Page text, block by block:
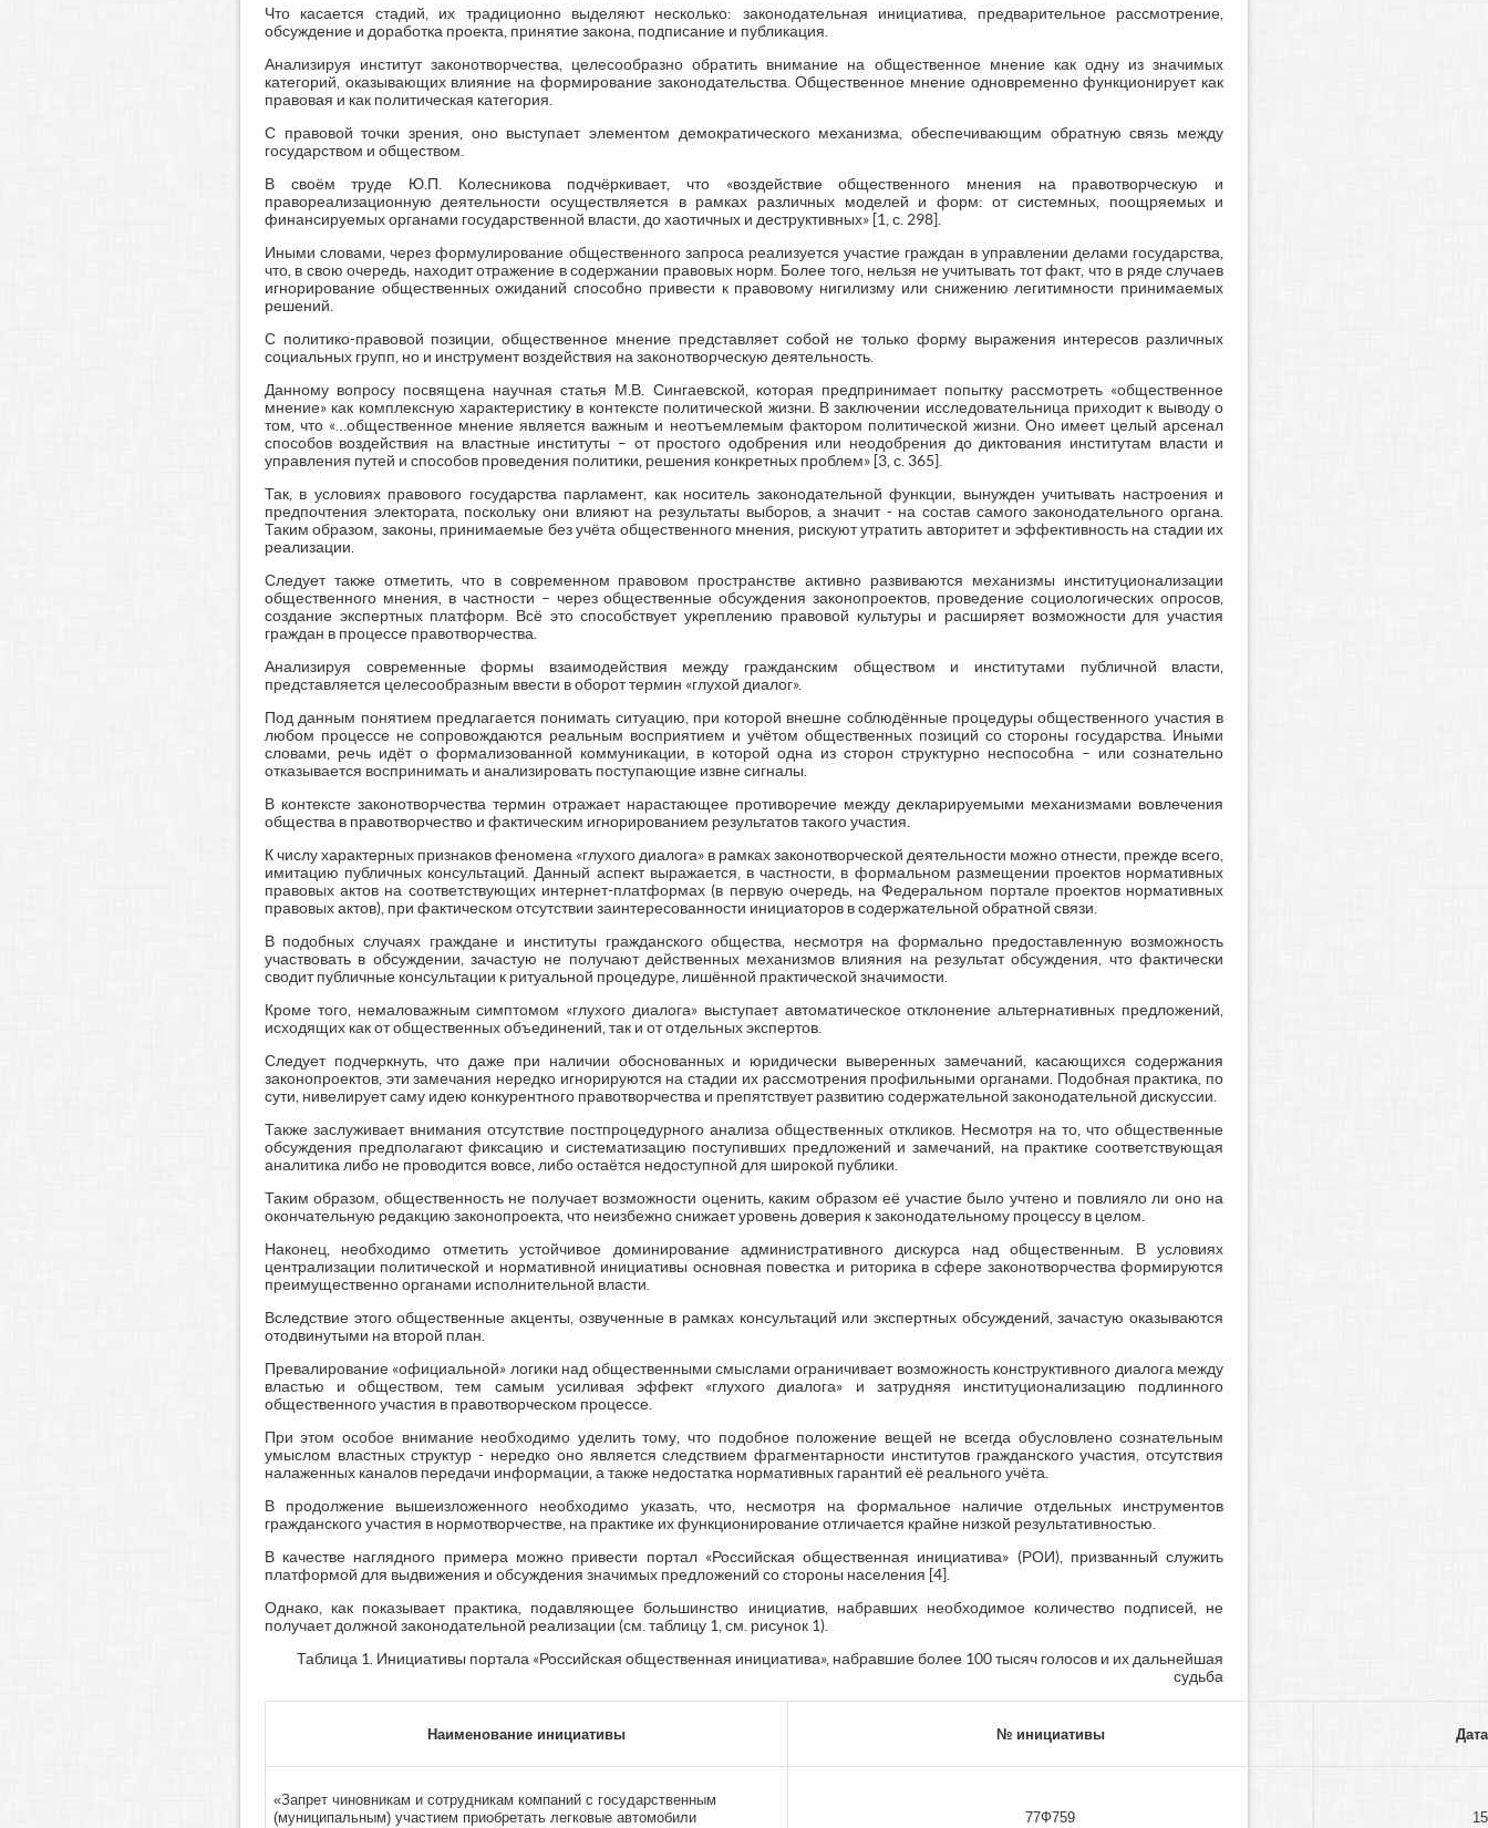
Что касается стадий, их традиционно выделяют несколько: законодательная инициатива, предварительное рассмотрение,
обсуждение и доработка проекта, принятие закона, подписание и публикация.
Анализируя институт законотворчества, целесообразно обратить внимание на общественное мнение как одну из значимых
категорий, оказывающих влияние на формирование законодательства. Общественное мнение одновременно функционирует как
правовая и как политическая категория.
С правовой точки зрения, оно выступает элементом демократического механизма, обеспечивающим обратную связь между
государством и обществом.
В своём труде Ю.П. Колесникова подчёркивает, что «воздействие общественного мнения на правотворческую и
правореализационную деятельности осуществляется в рамках различных моделей и форм: от системных, поощряемых и
финансируемых органами государственной власти, до хаотичных и деструктивных» [1, с. 298].
Иными словами, через формулирование общественного запроса реализуется участие граждан в управлении делами государства,
что, в свою очередь, находит отражение в содержании правовых норм. Более того, нельзя не учитывать тот факт, что в ряде случаев
игнорирование общественных ожиданий способно привести к правовому нигилизму или снижению легитимности принимаемых
решений.
С политико-правовой позиции, общественное мнение представляет собой не только форму выражения интересов различных
социальных групп, но и инструмент воздействия на законотворческую деятельность.
Данному вопросу посвящена научная статья М.В. Сингаевской, которая предпринимает попытку рассмотреть «общественное
мнение» как комплексную характеристику в контексте политической жизни. В заключении исследовательница приходит к выводу о
том, что «…общественное мнение является важным и неотъемлемым фактором политической жизни. Оно имеет целый арсенал
способов воздействия на властные институты – от простого одобрения или неодобрения до диктования институтам власти и
управления путей и способов проведения политики, решения конкретных проблем» [3, с. 365].
Так, в условиях правового государства парламент, как носитель законодательной функции, вынужден учитывать настроения и
предпочтения электората, поскольку они влияют на результаты выборов, а значит - на состав самого законодательного органа.
Таким образом, законы, принимаемые без учёта общественного мнения, рискуют утратить авторитет и эффективность на стадии их
реализации.
Следует также отметить, что в современном правовом пространстве активно развиваются механизмы институционализации
общественного мнения, в частности – через общественные обсуждения законопроектов, проведение социологических опросов,
создание экспертных платформ. Всё это способствует укреплению правовой культуры и расширяет возможности для участия
граждан в процессе правотворчества.
Анализируя современные формы взаимодействия между гражданским обществом и институтами публичной власти,
представляется целесообразным ввести в оборот термин «глухой диалог».
Под данным понятием предлагается понимать ситуацию, при которой внешне соблюдённые процедуры общественного участия в
любом процессе не сопровождаются реальным восприятием и учётом общественных позиций со стороны государства. Иными
словами, речь идёт о формализованной коммуникации, в которой одна из сторон структурно неспособна – или сознательно
отказывается воспринимать и анализировать поступающие извне сигналы.
В контексте законотворчества термин отражает нарастающее противоречие между декларируемыми механизмами вовлечения
общества в правотворчество и фактическим игнорированием результатов такого участия.
К числу характерных признаков феномена «глухого диалога» в рамках законотворческой деятельности можно отнести, прежде всего,
имитацию публичных консультаций. Данный аспект выражается, в частности, в формальном размещении проектов нормативных
правовых актов на соответствующих интернет-платформах (в первую очередь, на Федеральном портале проектов нормативных
правовых актов), при фактическом отсутствии заинтересованности инициаторов в содержательной обратной связи.
В подобных случаях граждане и институты гражданского общества, несмотря на формально предоставленную возможность
участвовать в обсуждении, зачастую не получают действенных механизмов влияния на результат обсуждения, что фактически
сводит публичные консультации к ритуальной процедуре, лишённой практической значимости.
Кроме того, немаловажным симптомом «глухого диалога» выступает автоматическое отклонение альтернативных предложений,
исходящих как от общественных объединений, так и от отдельных экспертов.
Следует подчеркнуть, что даже при наличии обоснованных и юридически выверенных замечаний, касающихся содержания
законопроектов, эти замечания нередко игнорируются на стадии их рассмотрения профильными органами. Подобная практика, по
сути, нивелирует саму идею конкурентного правотворчества и препятствует развитию содержательной законодательной дискуссии.
Также заслуживает внимания отсутствие постпроцедурного анализа общественных откликов. Несмотря на то, что общественные
обсуждения предполагают фиксацию и систематизацию поступивших предложений и замечаний, на практике соответствующая
аналитика либо не проводится вовсе, либо остаётся недоступной для широкой публики.
Таким образом, общественность не получает возможности оценить, каким образом её участие было учтено и повлияло ли оно на
окончательную редакцию законопроекта, что неизбежно снижает уровень доверия к законодательному процессу в целом.
Наконец, необходимо отметить устойчивое доминирование административного дискурса над общественным. В условиях
централизации политической и нормативной инициативы основная повестка и риторика в сфере законотворчества формируются
преимущественно органами исполнительной власти.
Вследствие этого общественные акценты, озвученные в рамках консультаций или экспертных обсуждений, зачастую оказываются
отодвинутыми на второй план.
Превалирование «официальной» логики над общественными смыслами ограничивает возможность конструктивного диалога между
властью и обществом, тем самым усиливая эффект «глухого диалога» и затрудняя институционализацию подлинного
общественного участия в правотворческом процессе.
При этом особое внимание необходимо уделить тому, что подобное положение вещей не всегда обусловлено сознательным
умыслом властных структур - нередко оно является следствием фрагментарности институтов гражданского участия, отсутствия
налаженных каналов передачи информации, а также недостатка нормативных гарантий её реального учёта.
В продолжение вышеизложенного необходимо указать, что, несмотря на формальное наличие отдельных инструментов
гражданского участия в нормотворчестве, на практике их функционирование отличается крайне низкой результативностью.
В качестве наглядного примера можно привести портал «Российская общественная инициатива» (РОИ), призванный служить
платформой для выдвижения и обсуждения значимых предложений со стороны населения [4].
Однако, как показывает практика, подавляющее большинство инициатив, набравших необходимое количество подписей, не
получает должной законодательной реализации (см. таблицу 1, см. рисунок 1).
Таблица 1. Инициативы портала «Российская общественная инициатива», набравшие более 100 тысяч голосов и их дальнейшая
судьба
Наименование инициативы № инициативы
«Запрет чиновникам и сотрудникам компаний с государственным
(муниципальным) участием приобретать легковые автомобили
77Ф759